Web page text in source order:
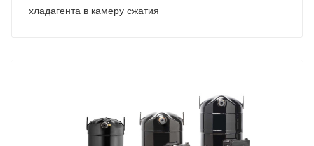
хладагента в камеру сжатия